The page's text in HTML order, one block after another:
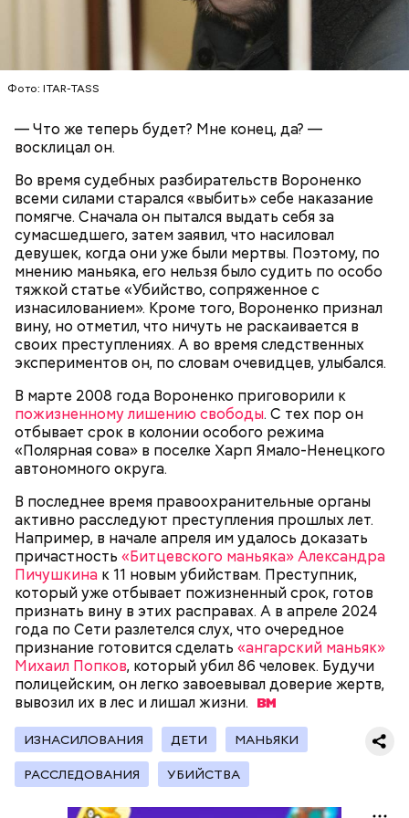
Фото: ITAR-TASS
— Что же теперь будет? Мне конец, да? —
восклицал он.
Во время судебных разбирательств Вороненко
всеми силами старался «выбить» себе наказание
помягче. Сначала он пытался выдать себя за
сумасшедшего, затем заявил, что насиловал
девушек, когда они уже были мертвы. Поэтому, по
мнению маньяка, его нельзя было судить по особо
тяжкой статье «Убийство, сопряженное с
изнасилованием». Кроме того, Вороненко признал
вину, но отметил, что ничуть не раскаивается в
своих преступлениях. А во время следственных
экспериментов он, по словам очевидцев, улыбался.
В марте 2008 года Вороненко приговорили к
пожизненному лишению свободы. С тех пор он
отбывает срок в колонии особого режима
«Полярная сова» в поселке Харп Ямало-Ненецкого
автономного округа.
В последнее время правоохранительные органы
активно расследуют преступления прошлых лет.
Например, в начале апреля им удалось доказать
причастность «Битцевского маньяка» Александра
Пичушкина к 11 новым убийствам. Преступник,
который уже отбывает пожизненный срок, готов
признать вину в этих расправах. А в апреле 2024
года по Сети разлетелся слух, что очередное
признание готовится сделать «ангарский маньяк»
Михаил Попков, который убил 86 человек. Будучи
полицейским, он легко завоевывал доверие жертв,
вывозил их в лес и лишалжизни.
ИЗНАСИЛОВАНИЯ ДЕТИ МАНЬЯКИ
РАССЛЕДОВАНИЯ УБИЙСТВА
Молодого человека задержали. На первом же
допросе он признался, что планировал отравить
только отчима. Тогда следователи посчитали, что
мотивом преступления была квартира родителей,
которая в случае их смерти перешла бы сыну. Но
спустя несколько дней Миссюра заявил, что ранее
Кто еще был жертвой Миссюры
Первой жертвой Миссюры была его девушка.
Именно на ней молодой человек впервые испытал
химикаты, купленные в интернет-магазине. 13
января 2024 года он подсыпал дихлорэтан в
коктейль возлюбленной, отчего у нее случился
инсульт. Девушка неделю
провела в коме
выписки из больницы узнала, что Миссюра
оформил на нее несколько кредитов.
Примечательно, что летом 2023 года на Мутаева
уже нападали возле Школы единоборств. Тогда
неизвестный несколько раз выстрелил в
спортсмена из травматического пистолета, а боец
открыл огоньв ответ.
Как идет расследование
Вскоре в качестве главного подозреваемого в
убийстве спортсмена арестовали его 18-летнего
признал вину и показал следователям, как именно
совершил преступление и где спрятал оружие, из
которого застрелил Мутаева.